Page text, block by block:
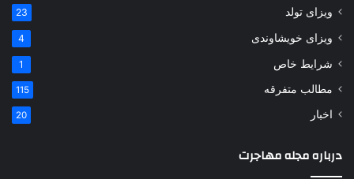
ویزای تولد 23
ویزای خویشاوندی 4
شرایط خاص 1
مطالب متفرقه 115
اخبار 20
درباره مجله مهاجرت